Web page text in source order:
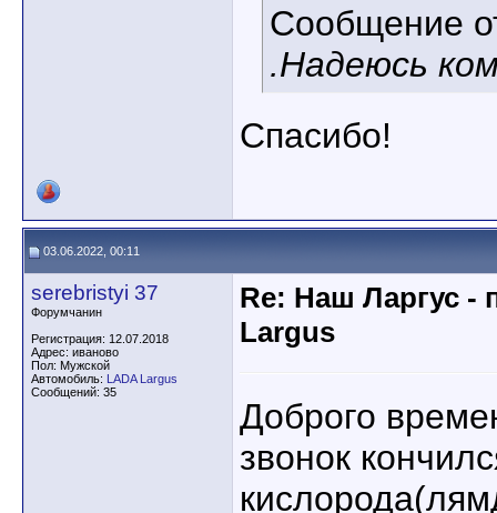
Сообщение
.Надеюсь
Спасибо!
03.06.2022, 00:11
serebristyi 37
Форумчанин
Регистрация: 12.07.2018
Адрес: иваново
Пол: Мужской
Автомобиль: LADA Largus
Сообщений: 35
Re: Наш Ларгус -
Largus
Доброго
звонок